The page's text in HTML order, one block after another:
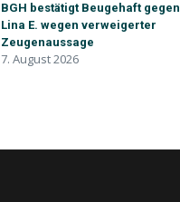
BGH bestätigt Beugehaft gegen
Lina E. wegen verweigerter
Zeugenaussage
7. August 2026